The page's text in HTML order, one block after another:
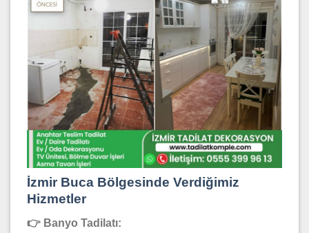
İzmir Buca Bölgesinde Verdiğimiz
Hizmetler
👉 Banyo Tadilatı: